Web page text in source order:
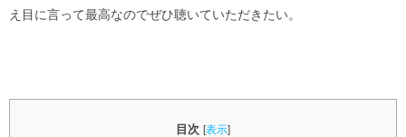
え目に言って最高なのでぜひ聴いていただきたい。
目次 [表示]